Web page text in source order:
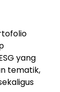
yang
tematik,